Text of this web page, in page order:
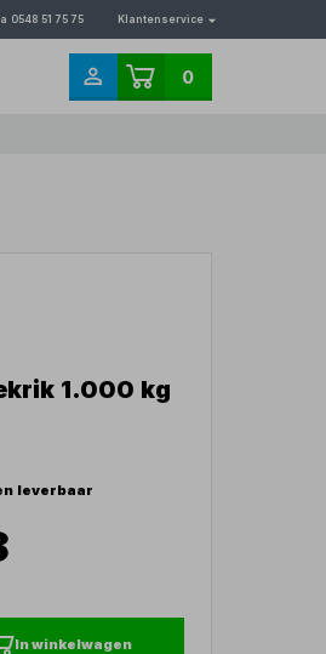
0548 51 75 75 Klantenservice
0
1.000 kg
leverbaar
In winkelwagen